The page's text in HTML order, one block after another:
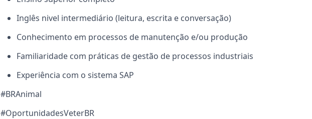
Inglês nivel intermediário (leitura, escrita e conversação)
Conhecimento em processos de manutenção e/ou produção
Familiaridade com práticas de gestão de processos industriais
Experiência com o sistema SAP
#BRAnimal
#OportunidadesVeterBR